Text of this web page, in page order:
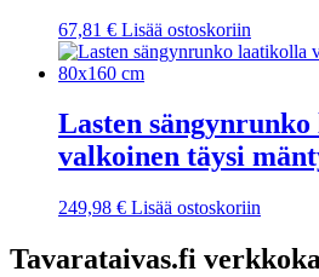
67,81 € Lisää ostoskoriin
Lasten
valkoinen täysi
249,98 € Lisää ostoskoriin
Tavarataivas.fi